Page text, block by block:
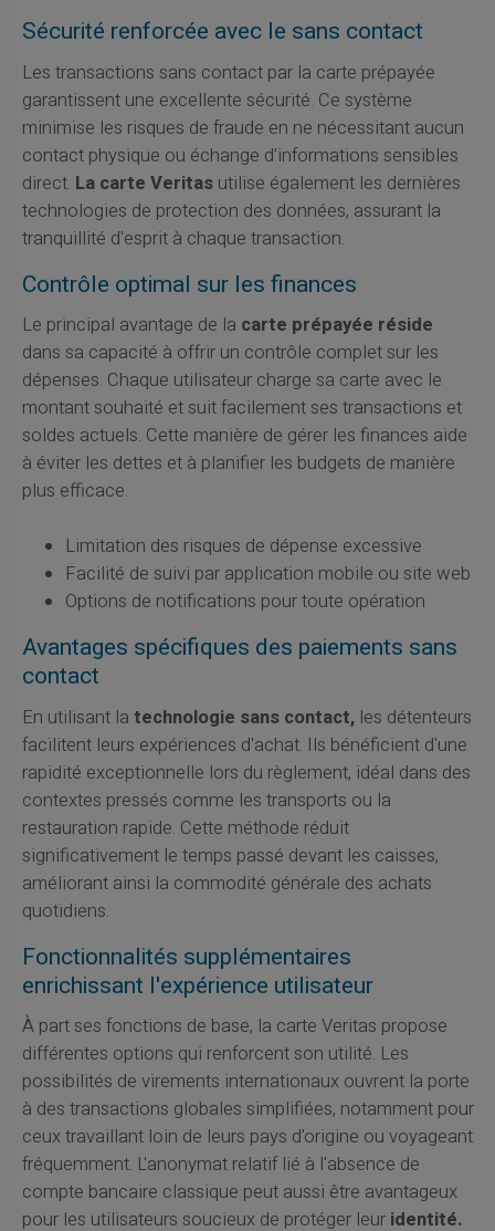
Sécurité renforcée avec le sans contact
Les transactions sans contact par la carte prépayée
garantissent une excellente sécurité. Ce système
minimise les risques de fraude en ne nécessitant aucun
contact physique ou échange d'informations sensibles
direct. La carte Veritasutilise également les dernières
technologies de protection des données, assurant la
tranquillité d'esprit à chaque transaction.
Contrôle optimal sur les finances
Le principal avantage de la carte prépayée réside
dans sa capacité à offrir un contrôle complet sur les
dépenses. Chaque utilisateur charge sa carte avec le
montant souhaité et suit facilement ses transactions et
soldes actuels. Cette manière de gérer les finances aide
à éviter les dettes et à planifier les budgets de manière
plus efficace.
Limitation des risques de dépense excessive
Facilité de suivi par application mobile ou site web
Options de notifications pour toute opération
Avantages spécifiques des paiements sans
contact
En utilisant la technologie sans contact,les détenteurs
facilitent leurs expériences d'achat. Ils bénéficient d'une
rapidité exceptionnelle lors du règlement, idéal dans des
contextes pressés comme les transports ou la
restauration rapide. Cette méthode réduit
significativement le temps passé devant les caisses,
améliorant ainsi la commodité générale des achats
quotidiens.
Fonctionnalités supplémentaires
enrichissant l'expérience utilisateur
À part ses fonctions de base, la carte Veritas propose
différentes options qui renforcent son utilité. Les
possibilités de virements internationaux ouvrent la porte
à des transactions globales simplifiées, notamment pour
ceux travaillant loin de leurs pays d'origine ou voyageant
fréquemment. L'anonymat relatif lié à l'absence de
compte bancaire classique peut aussi être avantageux
pour les utilisateurs soucieux de protéger leur identité.